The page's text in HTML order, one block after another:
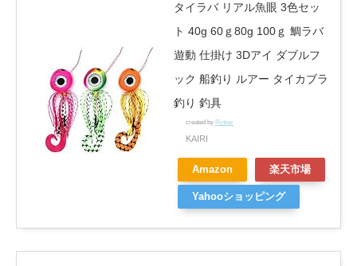
タイラバ リアル魚眼 3色セッ
ト 40g 60ｇ80g 100ｇ 鯛ラバ
遊動 仕掛け 3Dアイ ダブルフ
ック 船釣り ルアー タイカブラ
釣り 釣具
created by Rinker
KAIRI
Amazon 楽天市場
Yahooショッピング